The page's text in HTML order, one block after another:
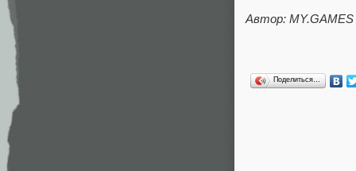
Автор: MY.GAMES
Поделиться…